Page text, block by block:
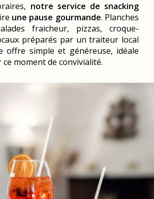
notre service de snacking
une pause gourmande. Planches
fraicheur, pizzas, croque-
préparés par un traiteur local
offre simple et généreuse, idéale
moment de convivialité.